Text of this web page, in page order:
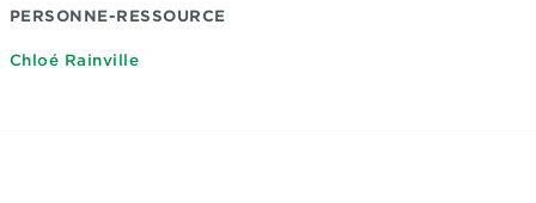
PERSONNE-RESSOURCE
Chloé Rainville